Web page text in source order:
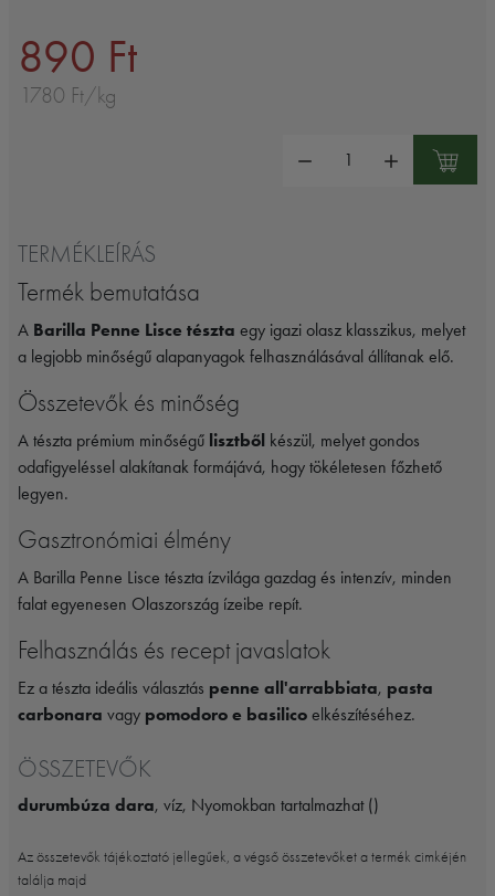
890 Ft
1780 Ft/kg
TERMÉKLEÍRÁS
Termék bemutatása
A Barilla Penne Lisce tészta egy igazi olasz klasszikus, melyet
a legjobb minőségű alapanyagok felhasználásával állítanak elő.
Összetevők és minőség
A tészta prémium minőségű lisztből készül, melyet gondos
odafigyeléssel alakítanak formájává, hogy tökéletesen főzhető
legyen.
Gasztronómiai élmény
A Barilla Penne Lisce tészta ízvilága gazdag és intenzív, minden
falat egyenesen Olaszország ízeibe repít.
Felhasználás és recept javaslatok
Ez a tészta ideális választás penne all'arrabbiata, pasta
carbonara vagy pomodoro e basilico elkészítéséhez.
ÖSSZETEVŐK
durumbúza dara, víz, Nyomokban tartalmazhat ()
Az összetevők tájékoztató jellegűek, a végső összetevőket a termék cimkéjén
találja majd